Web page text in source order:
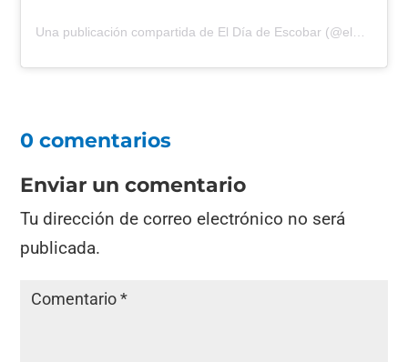
0 comentarios
Enviar un comentario
Tu dirección de correo electrónico no será
publicada.